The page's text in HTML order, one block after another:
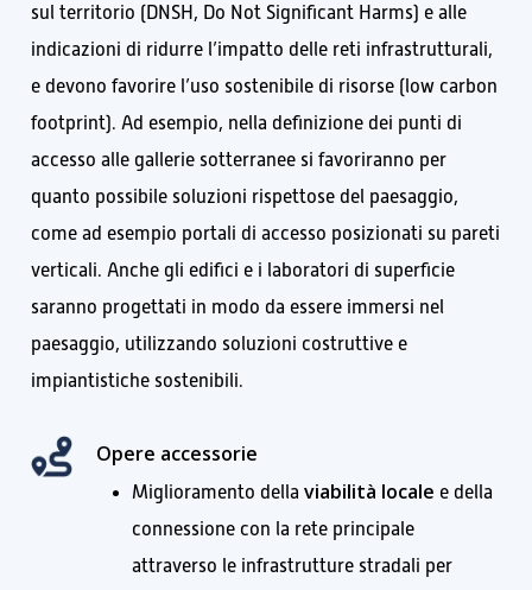
sul territorio (DNSH, Do Not Significant Harms) e alle
indicazioni di ridurre l’impatto delle reti infrastrutturali,
e devono favorire l’uso sostenibile di risorse (low carbon
footprint). Ad esempio, nella definizione dei punti di
accesso alle gallerie sotterranee si favoriranno per
quanto possibile soluzioni rispettose del paesaggio,
come ad esempio portali di accesso posizionati su pareti
verticali. Anche gli edifici e i laboratori di superficie
saranno progettati in modo da essere immersi nel
paesaggio, utilizzando soluzioni costruttive e
impiantistiche sostenibili.
Opere accessorie
Miglioramento della viabilità locale e della
connessione con la rete principale
attraverso le infrastrutture stradali per